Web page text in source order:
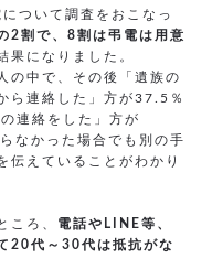
ついて調査をおこなっ
2割で、8割は弔電は用意
果になりました。
の中で、その後「遺族の
ら連絡した」方が37.5％
連絡をした」方が
なかった場合でも別の手
伝えていることがわかり
ころ、 電話やLINE等、
20代～30代は抵抗がな